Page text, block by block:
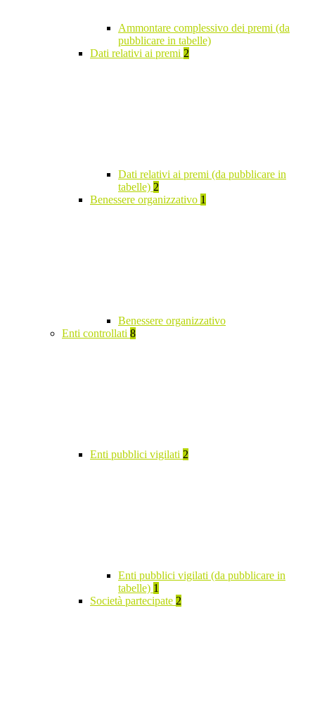
Ammontare complessivo dei premi (da
pubblicare in tabelle)
Dati relativi ai premi 2
Dati relativi ai premi (da pubblicare in
tabelle) 2
Benessere organizzativo 1
Benessere organizzativo
Enti controllati 8
Enti pubblici vigilati 2
Enti pubblici vigilati (da pubblicare in
tabelle) 1
Società partecipate 2